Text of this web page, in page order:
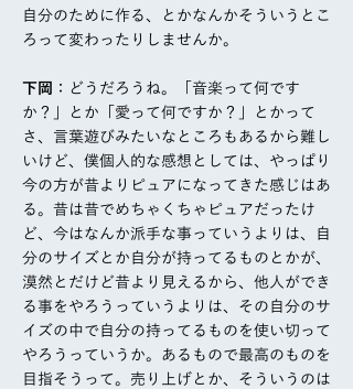
自分のために作る、とかなんかそういうとこ
ろって変わったりしませんか。
下岡 ：どうだろうね。「音楽って何です
か？」とか「愛って何ですか？」とかって
さ、言葉遊びみたいなところもあるから難し
いけど、僕個人的な感想としては、やっぱり
今の方が昔よりピュアになってきた感じはあ
る。昔は昔でめちゃくちゃピュアだったけ
ど、今はなんか派手な事っていうよりは、自
分のサイズとか自分が持ってるものとかが、
漠然とだけど昔より見えるから、他人ができ
る事をやろうっていうよりは、その自分のサ
イズの中で自分の持ってるものを使い切って
やろうっていうか。あるもので最高のものを
目指そうって。売り上げとか、そういうのは